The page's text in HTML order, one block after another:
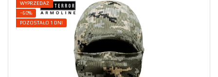
WYPRZEDAŻ
−60%
POZOSTAŁO 1 DNI